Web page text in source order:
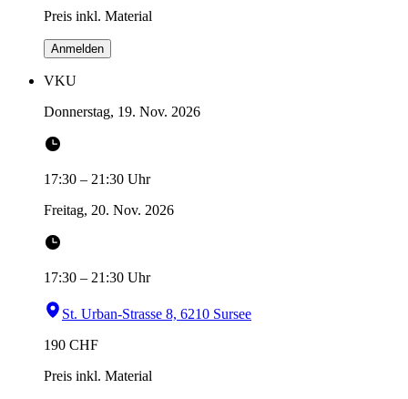
Preis inkl. Material
Anmelden
VKU
Donnerstag, 19. Nov. 2026
17:30 – 21:30 Uhr
Freitag, 20. Nov. 2026
17:30 – 21:30 Uhr
St. Urban-Strasse 8, 6210 Sursee
190 CHF
Preis inkl. Material